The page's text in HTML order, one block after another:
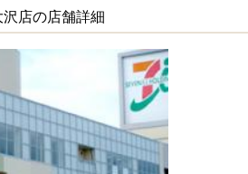
店の店舗詳細